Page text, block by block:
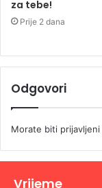
za tebe!
Prije 2 dana
Odgovori
Morate biti prijavljeni
Vrijeme